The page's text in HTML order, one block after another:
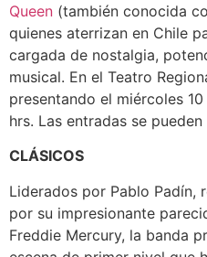
Queen (también conocida
quienes aterrizan en Chile
cargada de nostalgia,
musical. En el Teatro
presentando el miércoles
hrs. Las entradas se
CLÁSICOS
Liderados por Pablo Padín,
por su impresionante
Freddie Mercury, la banda